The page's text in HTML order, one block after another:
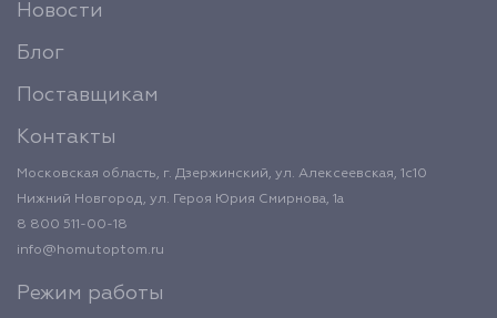
Новости
Блог
Поставщикам
Контакты
Московская область, г. Дзержинский, ул. Алексеевская, 1с10
Нижний Новгород, ул. Героя Юрия Смирнова, 1а
8 800 511-00-18
info@homutoptom.ru
Режим работы